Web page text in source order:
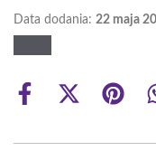
Data dodania: 22 maja
Share
Share
(Twitter)
Share